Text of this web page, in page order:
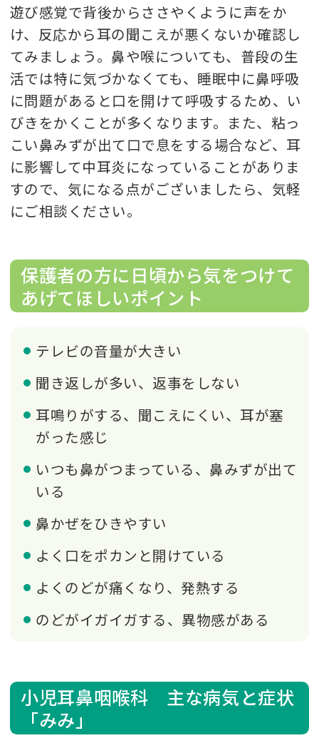
遊び感覚で背後からささやくように声をか
け、反応から耳の聞こえが悪くないか確認し
てみましょう。鼻や喉についても、普段の生
活では特に気づかなくても、睡眠中に鼻呼吸
に問題があると口を開けて呼吸するため、い
びきをかくことが多くなります。また、粘っ
こい鼻みずが出て口で息をする場合など、耳
に影響して中耳炎になっていることがありま
すので、気になる点がございましたら、気軽
にご相談ください。
保護者の方に日頃から気をつけて
あげてほしいポイント
テレビの音量が大きい
聞き返しが多い、返事をしない
耳鳴りがする、聞こえにくい、耳が塞
がった感じ
いつも鼻がつまっている、鼻みずが出て
いる
鼻かぜをひきやすい
よく口をポカンと開けている
よくのどが痛くなり、発熱する
のどがイガイガする、異物感がある
小児耳鼻咽喉科 主な病気と症状
「みみ」